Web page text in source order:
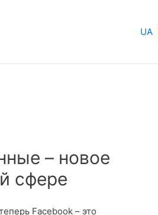
UA
– новое
сфере
Facebook – это